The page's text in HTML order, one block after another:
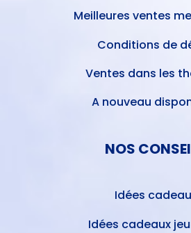
Meilleures ventes
Conditions de
Ventes dans les
A nouveau
NOS
Idées
Idées cadeaux